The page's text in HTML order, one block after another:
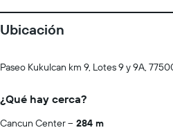
Ubicación
Paseo Kukulcan km 9, Lotes 9 y 9A,
¿Qué hay cerca?
Cancun Center
284 m